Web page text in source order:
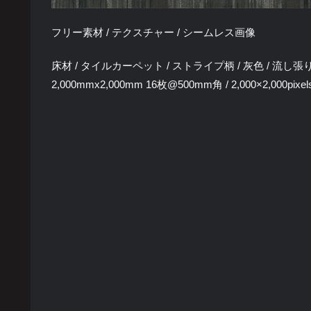
フリー素材 / テクスチャー / シームレス画像
床材 / タイルカーペット / ストライプ柄 / 灰色 / 流し張
2,000mmx2,000mm 16枚@500mm角 /